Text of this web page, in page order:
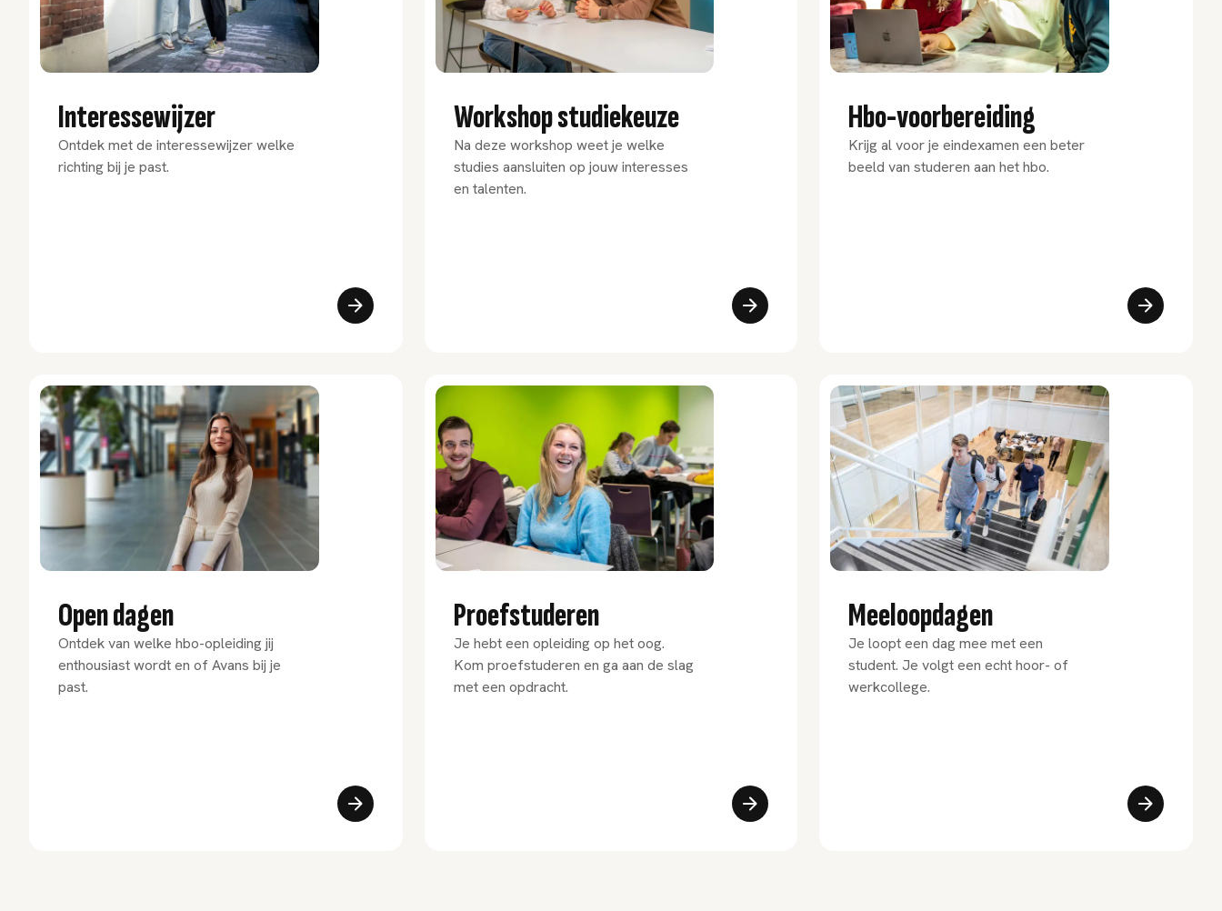
Interessewijzer
Ontdek met de interessewijzer welke
richting bij je past.
Workshop studiekeuze
Na deze workshop weet je welke
studies aansluiten op jouw interesses
en talenten.
Hbo-voorbereiding
Krijg al voor je eindexamen een beter
beeld van studeren aan het hbo.
Open dagen
Ontdek van welke hbo-opleiding jij
enthousiast wordt en of Avans bij je
past.
Proefstuderen
Je hebt een opleiding op het oog.
Kom proefstuderen en ga aan de slag
met een opdracht.
Meeloopdagen
Je loopt een dag mee met een
student. Je volgt een echt hoor- of
werkcollege.